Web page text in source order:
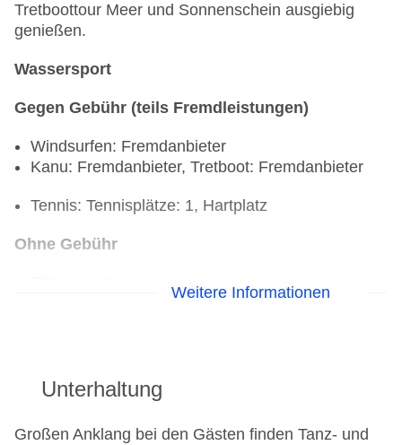
Tretboottour Meer und Sonnenschein ausgiebig
genießen.
Wassersport
Gegen Gebühr (teils Fremdleistungen)
Windsurfen: Fremdanbieter
Kanu: Fremdanbieter, Tretboot: Fremdanbieter
Tennis: Tennisplätze: 1, Hartplatz
Ohne Gebühr
Weitere Informationen
Unterhaltung
Großen Anklang bei den Gästen finden Tanz- und